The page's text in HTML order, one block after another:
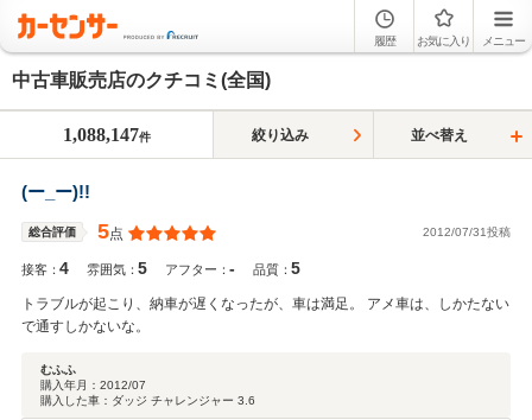
履歴 お気に入り メニュー
中古車販売店のクチコミ(全国)
1,088,147件 絞り込み 並べ替え
(ー_ー)!!
総合評価 5点 2012/07/31投稿
接客：4 雰囲気：5 アフター：- 品質：5
トラブルが起こり、納車が遅くなったが、車は満足。 アメ車は、しかたない
で通すしかないな。
むふふ
購入年月： 2012/07
購入した車： ダッジ チャレンジャー 3.6